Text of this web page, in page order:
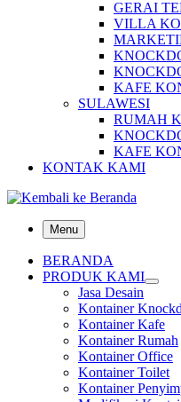
GERAI
VILLA
KAFE
SULAWESI
RUMAH
KAFE
KONTAK KAMI
Menu
BERANDA
PRODUK KAMI
Jasa Desain
Kontainer
Kontainer Kafe
Kontainer Rumah
Kontainer Office
Kontainer Toilet
Kontainer